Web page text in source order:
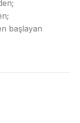
başlayan